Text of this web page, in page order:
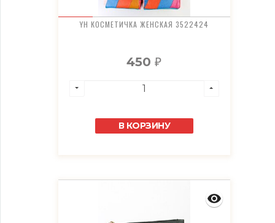
YH КОСМЕТИЧКА ЖЕНСКАЯ 3522424
450₽
В КОРЗИНУ